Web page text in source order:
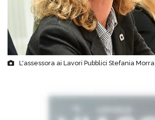
L'assessora ai Lavori Pubblici Stefania Morra